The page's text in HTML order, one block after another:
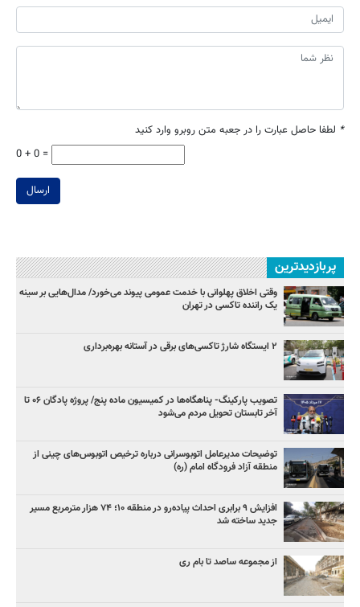
* لطفا حاصل عبارت را در جعبه متن روبرو وارد کنید
0 + 0 =
ارسال
پربازدیدترین
وقتی اخلاق پهلوانی با خدمت عمومی پیوند می‌خورد/ مدال‌هایی بر سینه
یک راننده تاکسی در تهران
۲ ایستگاه شارژ تاکسی‌های برقی در آستانه بهره‌برداری
تصویب پارکینگ- پناهگاه‌ها در کمیسیون ماده پنج/ پروژه پادگان ۰۶ تا
آخر تابستان تحویل مردم می‌شود
توضیحات مدیرعامل اتوبوسرانی درباره ترخیص اتوبوس‌های چینی از
منطقه آزاد فرودگاه امام (ره)
افزایش ۹ برابری احداث پیاده‌رو در منطقه ۱۰؛ ۷۴ هزار مترمربع مسیر
جدید ساخته شد
از مجموعه ساصد تا بام ری